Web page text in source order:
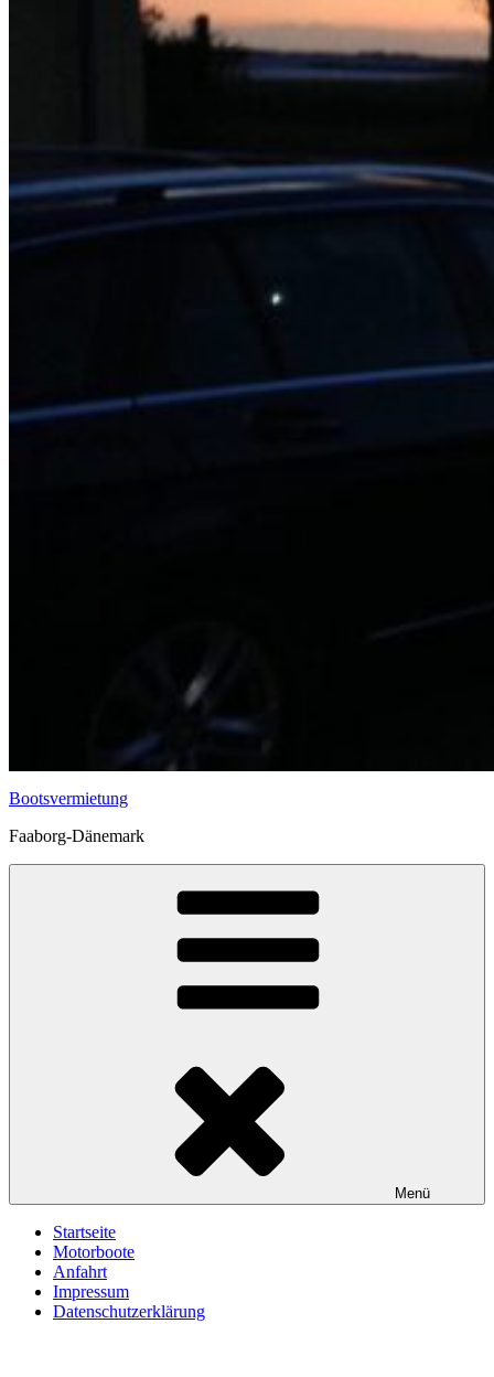
Bootsvermietung
Faaborg-Dänemark
Menü
Startseite
Motorboote
Anfahrt
Impressum
Datenschutzerklärung